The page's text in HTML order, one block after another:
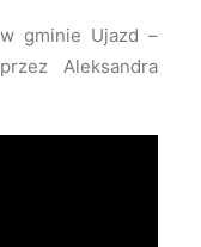
gminie Ujazd –
Aleksandra